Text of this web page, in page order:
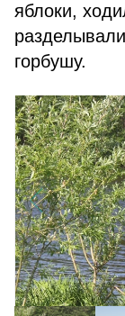
яблоки,
горбушу.